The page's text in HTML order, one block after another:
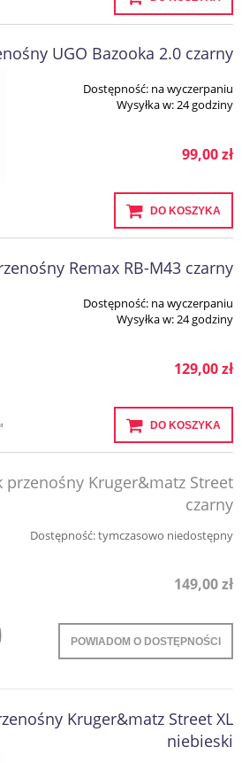
UGO Bazooka 2.0 czarny
Dostępność: na wyczerpaniu
Wysyłka w:24 godziny
99,00 zł
DO KOSZYKA
Remax RB-M43 czarny
Dostępność: na wyczerpaniu
Wysyłka w:24 godziny
129,00 zł
DO KOSZYKA
przenośny Kruger&matz Street
czarny
Dostępność:tymczasowo niedostępny
149,00 zł
POWIADOM O DOSTĘPNOŚCI
Kruger&matz Street XL
niebieski